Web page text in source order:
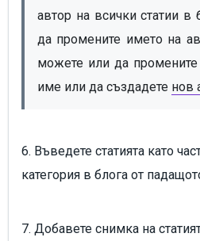
автор на всички статии в
да промените името на
можете или да промените
име или да създадете нов
6. Въведете статията като
категория в блога от
7. Добавете снимка на